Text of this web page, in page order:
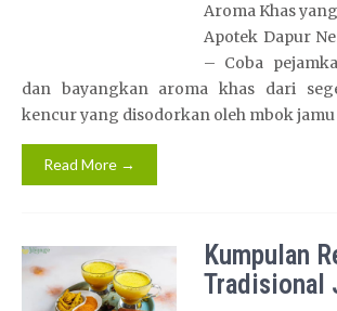
Aroma Khas
Apotek Dapur
– Coba
dan bayangkan aroma khas dari
kencur yang disodorkan oleh mbok
Read More →
Kumpulan
Tradisional